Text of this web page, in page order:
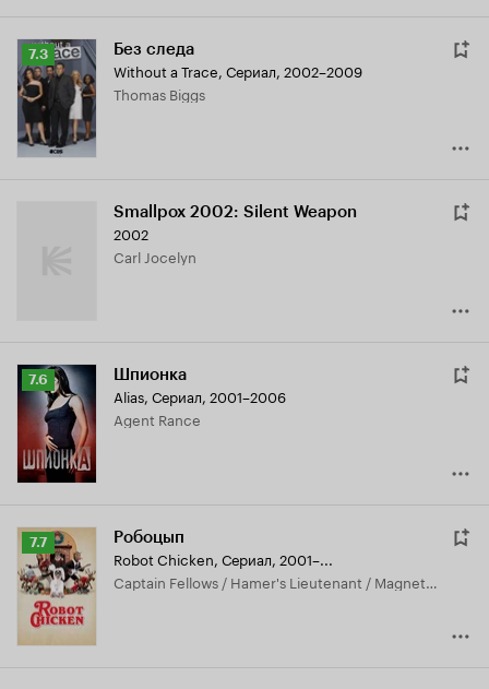
Рейтинг
Кинопоиска
7.3
7.3 Без следа
Without a Trace, Сериал, 2002–2009
Thomas Biggs
Smallpox 2002: Silent Weapon
2002
Carl Jocelyn
Рейтинг
Кинопоиска
7.6
7.6 Шпионка
Alias, Сериал, 2001–2006
Agent Rance
Рейтинг
Кинопоиска
7.7
7.7 Робоцып
Robot Chicken, Сериал, 2001–...
Captain Fellows / Hamer's Lieutenant / Magneto, озвучка